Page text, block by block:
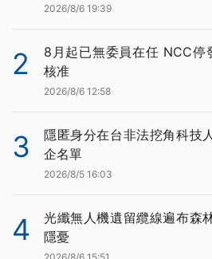
2026/8/6 19:39
2
8月起已無委員在任 NCC停
核准
2026/8/6 12:58
3
隱匿身分在台非法挖角科技
企名單
2026/8/5 16:03
4
光纖無人機遺留纜線遍布森
隱憂